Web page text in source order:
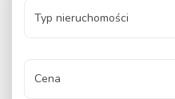
Typ nieruchomości
Cena